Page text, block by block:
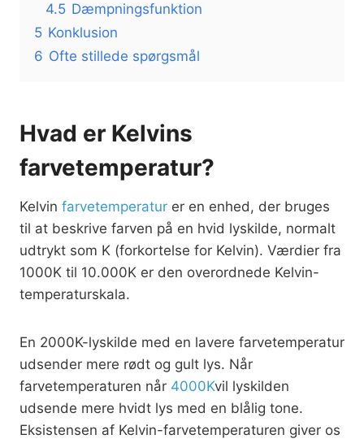
4.5 Dæmpningsfunktion
5 Konklusion
6 Ofte stillede spørgsmål
Hvad er Kelvins
farvetemperatur?
Kelvin farvetemperatur er en enhed, der bruges
til at beskrive farven på en hvid lyskilde, normalt
udtrykt som K (forkortelse for Kelvin). Værdier fra
1000K til 10.000K er den overordnede Kelvin-
temperaturskala.
En 2000K-lyskilde med en lavere farvetemperatur
udsender mere rødt og gult lys. Når
farvetemperaturen når 4000Kvil lyskilden
udsende mere hvidt lys med en blålig tone.
Eksistensen af Kelvin-farvetemperaturen giver os